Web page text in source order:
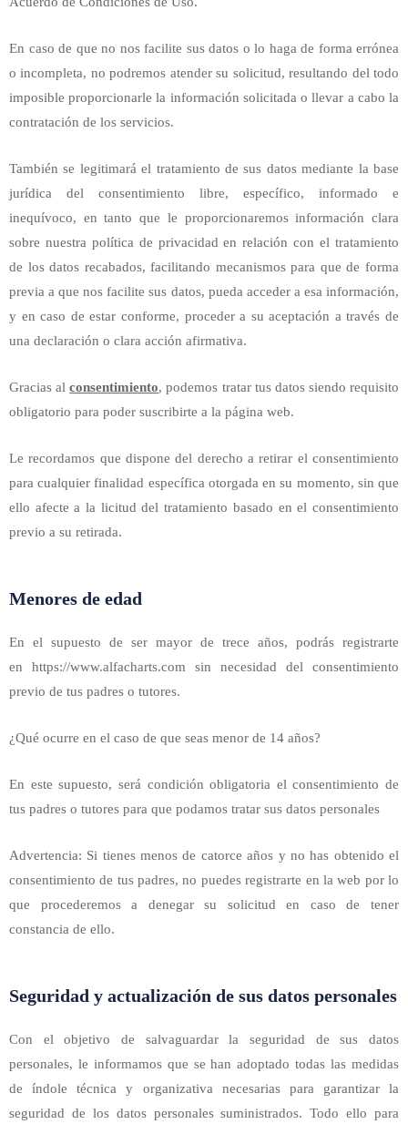
En caso de que no nos facilite sus datos o lo haga de forma errónea
o incompleta, no podremos atender su solicitud, resultando del todo
imposible proporcionarle la información solicitada o llevar a cabo la
contratación de los servicios.
También se legitimará el tratamiento de sus datos mediante la base
jurídica del consentimiento libre, específico, informado e
inequívoco, en tanto que le proporcionaremos información clara
sobre nuestra política de privacidad en relación con el tratamiento
de los datos recabados, facilitando mecanismos para que de forma
previa a que nos facilite sus datos, pueda acceder a esa información,
y en caso de estar conforme, proceder a su aceptación a través de
una declaración o clara acción afirmativa.
Gracias alconsentimiento, podemos tratar tus datos siendo requisito
obligatorio para poder suscribirte a la página web.
Le recordamos que dispone del derecho a retirar el consentimiento
para cualquier finalidad específica otorgada en su momento, sin que
ello afecte a la licitud del tratamiento basado en el consentimiento
previo a su retirada.
Menores de edad
En el supuesto de ser mayor de trece años, podrás registrarte
en https://www.alfacharts.com sin necesidad del consentimiento
previo de tus padres o tutores.
¿Qué ocurre en el caso de que seas menor de 14 años?
En este supuesto, será condición obligatoria el consentimiento de
tus padres o tutores para que podamos tratar sus datos personales
Advertencia: Si tienes menos de catorce años y no has obtenido el
consentimiento de tus padres, no puedes registrarte en la web por lo
que procederemos a denegar su solicitud en caso de tener
constancia de ello.
Seguridad y actualización de sus datos personales
Con el objetivo de salvaguardar la seguridad de sus datos
personales, le informamos que se han adoptado todas las medidas
de índole técnica y organizativa necesarias para garantizar la
seguridad de los datos personales suministrados. Todo ello para